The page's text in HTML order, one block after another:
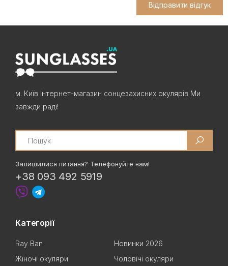
Відправити відгук
м. Київ Інтернет-магазин сонцезахисних окулярів Ми
завжди раді!
Search
Залишилися питання? Телефонуйте нам!
+38 093 492 5919
Категорії
Ray Ban
Новинки 2026
Жіночі окуляри
Чоловічі окуляри